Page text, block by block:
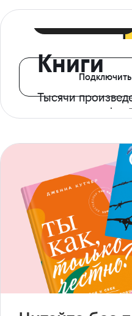
Книги
Тысячи
с доступом